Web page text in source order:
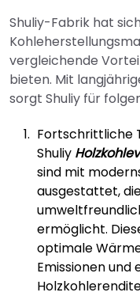
Shuliy-Fabrik hat
vergleichende
bieten. Mit
sorgt Shuliy für
Fortschrittliche
Shuliy
sind mit
ausgestattet,
ermöglicht.
optimale
Emissionen und